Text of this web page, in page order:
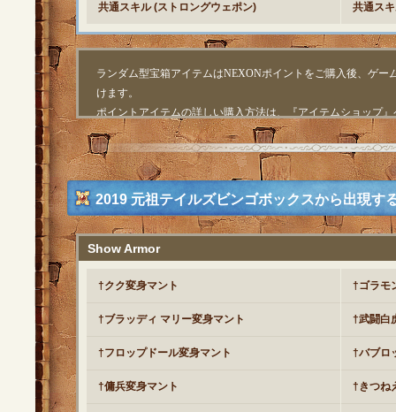
共通スキル (ストロングウェポン) 共通ス
ランダム型宝箱アイテムはNEXONポイントをご購入後、ゲ
けます。
ポイントアイテムの詳しい購入方法は、『アイテムショップ
2019 元祖テイルズビンゴボックスから出現す
Show Armor
†クク変身マント †ゴラモ
†ブラッディ マリー変身マント †武闘白
†フロップドール変身マント †バブロ
†傭兵変身マント †きつね